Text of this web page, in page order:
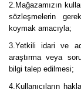
2.Mağazamızın
sözleşmelerin
koymak amacıyla;
3.Yetkili idari ve
araştırma veya
bilgi talep edilmesi;
4.Kullanıcıların